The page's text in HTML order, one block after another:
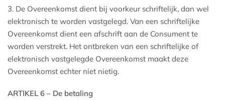
3. De Overeenkomst dient bij voorkeur schriftelijk, dan wel
elektronisch te worden vastgelegd. Van een schriftelijke
Overeenkomst dient een afschrift aan de Consument te
worden verstrekt. Het ontbreken van een schriftelijke of
elektronisch vastgelegde Overeenkomst maakt deze
Overeenkomst echter niet nietig.
ARTIKEL 6 – De betaling